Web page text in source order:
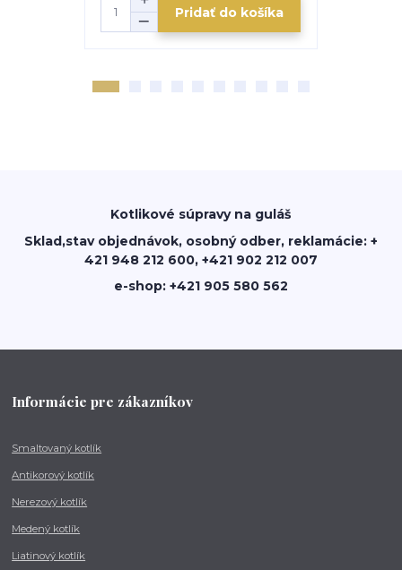
Pridať do košíka
Kotlikové súpravy na guláš
Sklad,stav objednávok, osobný odber, reklamácie: +
421 948 212 600, +421 902 212 007
e-shop: +421 905 580 562
Informácie pre zákazníkov
Smaltovaný kotlík
Antikorový kotlík
Nerezový kotlík
Medený kotlík
Liatinový kotlík